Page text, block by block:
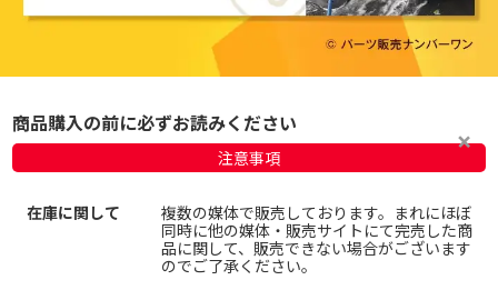
商品購入の前に必ずお読みください
注意事項
在庫に関して
複数の媒体で販売しております。まれにほぼ
同時に他の媒体・販売サイトにて完売した商
品に関して、販売できない場合がございます
のでご了承ください。